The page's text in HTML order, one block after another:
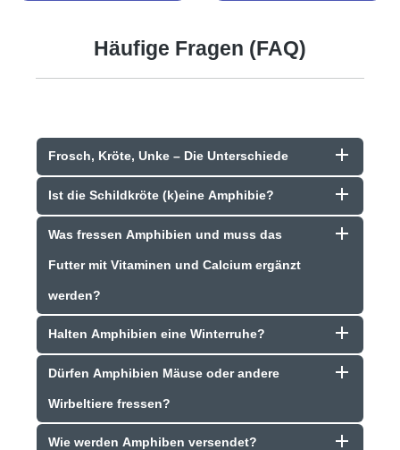
Häufige Fragen (FAQ)
Frosch, Kröte, Unke – Die Unterschiede
Ist die Schildkröte (k)eine Amphibie?
Was fressen Amphibien und muss das
Futter mit Vitaminen und Calcium ergänzt
werden?
Halten Amphibien eine Winterruhe?
Dürfen Amphibien Mäuse oder andere
Wirbeltiere fressen?
Wie werden Amphiben versendet?